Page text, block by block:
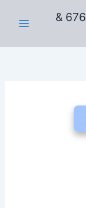
فني تركيب سيراميك الكويت 67613790 &